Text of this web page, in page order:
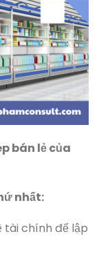
bán lẻ của
nhất:
tài chính để lập